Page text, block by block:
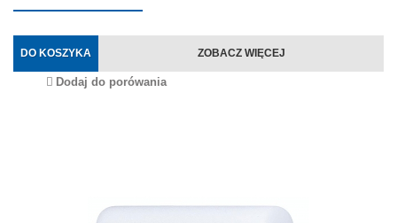
DO KOSZYKA ZOBACZ WIĘCEJ
Dodaj do porówania